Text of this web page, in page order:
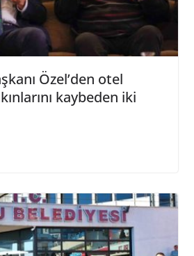
Özel’den otel
kaybeden iki